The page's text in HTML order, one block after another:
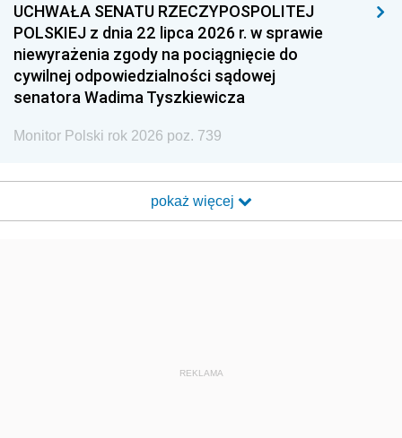
UCHWAŁA SENATU RZECZYPOSPOLITEJ
POLSKIEJ z dnia 22 lipca 2026 r. w sprawie
niewyrażenia zgody na pociągnięcie do
cywilnej odpowiedzialności sądowej
senatora Wadima Tyszkiewicza
Monitor Polski rok 2026 poz. 739
pokaż więcej
REKLAMA